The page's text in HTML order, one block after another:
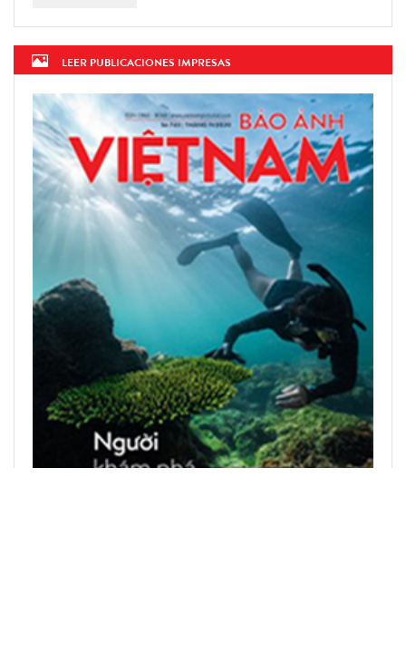
LEER PUBLICACIONES IMPRESAS